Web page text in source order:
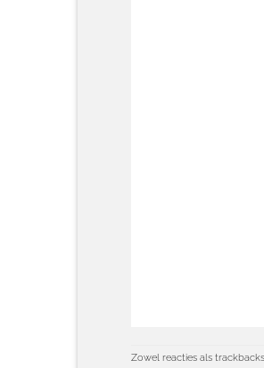
Zowel reacties als